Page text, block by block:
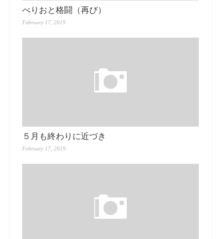
べりおと格闘（再び）
February 17, 2019
５月も終わりに近づき
February 17, 2019